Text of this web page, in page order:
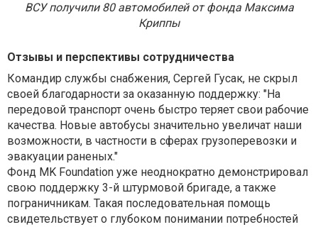
ВСУ получили 80 автомобилей от фонда Максима
Криппы
Отзывы и перспективы сотрудничества
Командир службы снабжения, Сергей Гусак, не скрыл
своей благодарности за оказанную поддержку: "На
передовой транспорт очень быстро теряет свои рабочие
качества. Новые автобусы значительно увеличат наши
возможности, в частности в сферах грузоперевозки и
эвакуации раненых."
Фонд MK Foundation уже неоднократно демонстрировал
свою поддержку 3-й штурмовой бригаде, а также
пограничникам. Такая последовательная помощь
свидетельствует о глубоком понимании потребностей